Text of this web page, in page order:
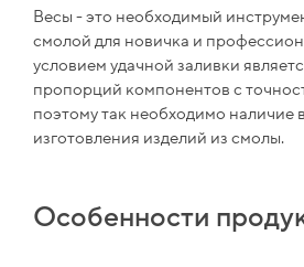
Весы - это необходимый
смолой для новичка и
условием удачной заливки
пропорций компонентов с
поэтому так необходимо наличие
изготовления изделий из смолы.
Особенности